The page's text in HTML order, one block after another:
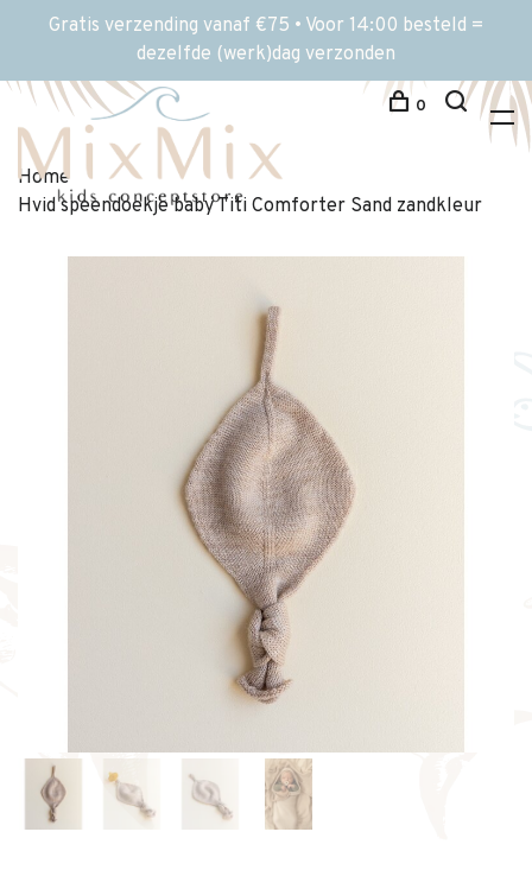
Gratis verzending vanaf €75 • Voor 14:00 besteld =
dezelfde (werk)dag verzonden
0
Home
Hvid speendoekje baby Titi Comforter Sand zandkleur